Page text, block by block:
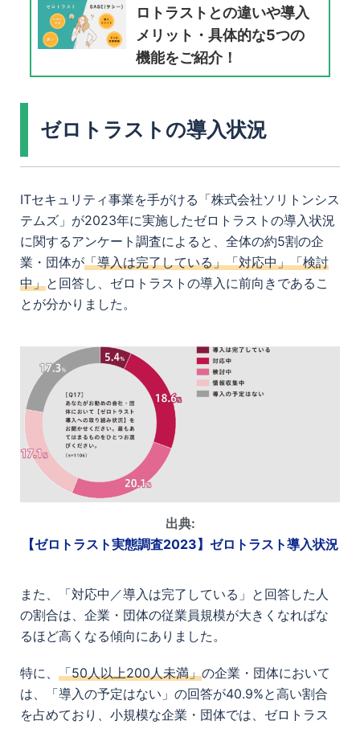
ロトラストとの違いや導入
メリット・具体的な5つの
機能をご紹介！
ゼロトラストの導入状況
ITセキュリティ事業を手がける「株式会社ソリトンシス
テムズ」が2023年に実施したゼロトラストの導入状況
に関するアンケート調査によると、全体の約5割の企
業・団体が「導入は完了している」「対応中」「検討
中」と回答し、ゼロトラストの導入に前向きであるこ
とが分かりました。
出典:
【ゼロトラスト実態調査2023】ゼロトラスト導入状況
また、「対応中／導入は完了している」と回答した人
の割合は、企業・団体の従業員規模が大きくなればな
るほど高くなる傾向にありました。
特に、 「50人以上200人未満」の企業・団体において
は、「導入の予定はない」の回答が40.9%と高い割合
を占めており、小規模な企業・団体では、ゼロトラス